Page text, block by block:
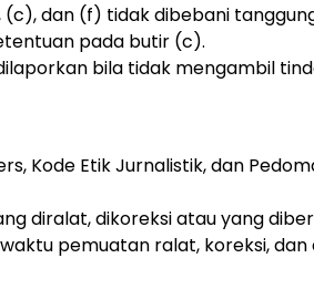
dan (f) tidak dibebani
pada butir (c).
bila tidak mengambil
Kode Etik Jurnalistik, dan
diralat, dikoreksi atau yang
pemuatan ralat, koreksi,